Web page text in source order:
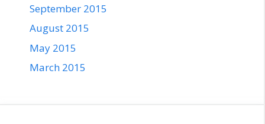
September 2015
August 2015
May 2015
March 2015